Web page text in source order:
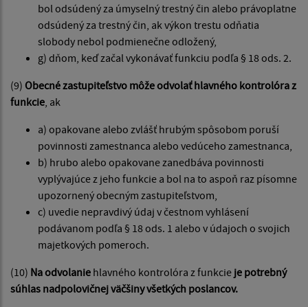
bol odsúdený za úmyselný trestný čin alebo právoplatne
odsúdený za trestný čin, ak výkon trestu odňatia
slobody nebol podmienečne odložený,
g) dňom, keď začal vykonávať funkciu podľa § 18 ods. 2.
(9) Obecné zastupiteľstvo môže odvolať hlavného kontrolóra z
funkcie , ak
a) opakovane alebo zvlášť hrubým spôsobom poruší
povinnosti zamestnanca alebo vedúceho zamestnanca,
b) hrubo alebo opakovane zanedbáva povinnosti
vyplývajúce z jeho funkcie a bol na to aspoň raz písomne
upozornený obecným zastupiteľstvom,
c) uvedie nepravdivý údaj v čestnom vyhlásení
podávanom podľa § 18 ods. 1 alebo v údajoch o svojich
majetkových pomeroch.
(10) Na odvolanie hlavného kontrolóra z funkcie je potrebný
súhlas nadpolovičnej väčšiny všetkých poslancov.